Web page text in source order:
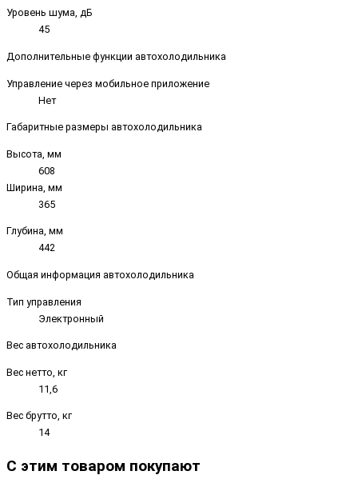
Уровень шума, дБ
45
Дополнительные функции автохолодильника
Управление через мобильное приложение
Нет
Габаритные размеры автохолодильника
Высота, мм
608
Ширина, мм
365
Глубина, мм
442
Общая информация автохолодильника
Тип управления
Электронный
Вес автохолодильника
Вес нетто, кг
11,6
Вес брутто, кг
14
С этим товаром покупают